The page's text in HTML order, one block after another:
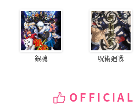
銀魂 呪術廻戦
OFFICIAL